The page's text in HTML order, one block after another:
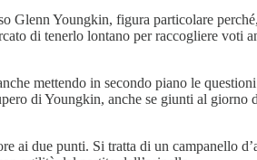
Glenn Youngkin, figura particolare
di tenerlo lontano per raccogliere voti
mettendo in secondo piano le
di Youngkin, anche se giunti al giorno
ai due punti. Si tratta di un campanello